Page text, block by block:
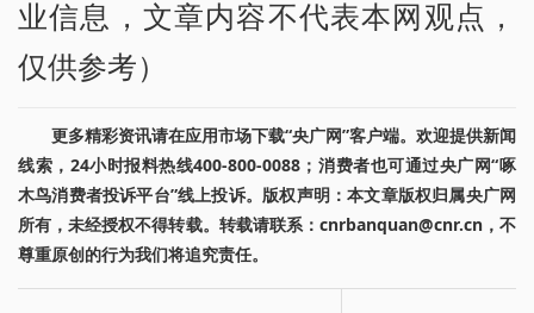
业信息，文章内容不代表本网观点，
仅供参考）
更多精彩资讯请在应用市场下载“央广网”客户端。欢迎提供新闻
线索，24小时报料热线400-800-0088；消费者也可通过央广网“啄
木鸟消费者投诉平台”线上投诉。版权声明：本文章版权归属央广网
所有，未经授权不得转载。转载请联系：cnrbanquan@cnr.cn，不
尊重原创的行为我们将追究责任。